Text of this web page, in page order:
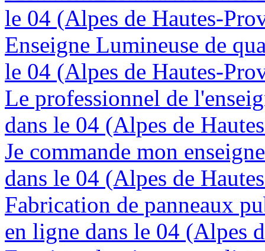
le 04 (Alpes de Hautes-
Enseigne Lumineuse de
le 04 (Alpes de Hautes-
Le professionnel de
dans le 04 (Alpes de
Je commande mon
dans le 04 (Alpes de
Fabrication de panneaux
en ligne dans le 04 (Alpes